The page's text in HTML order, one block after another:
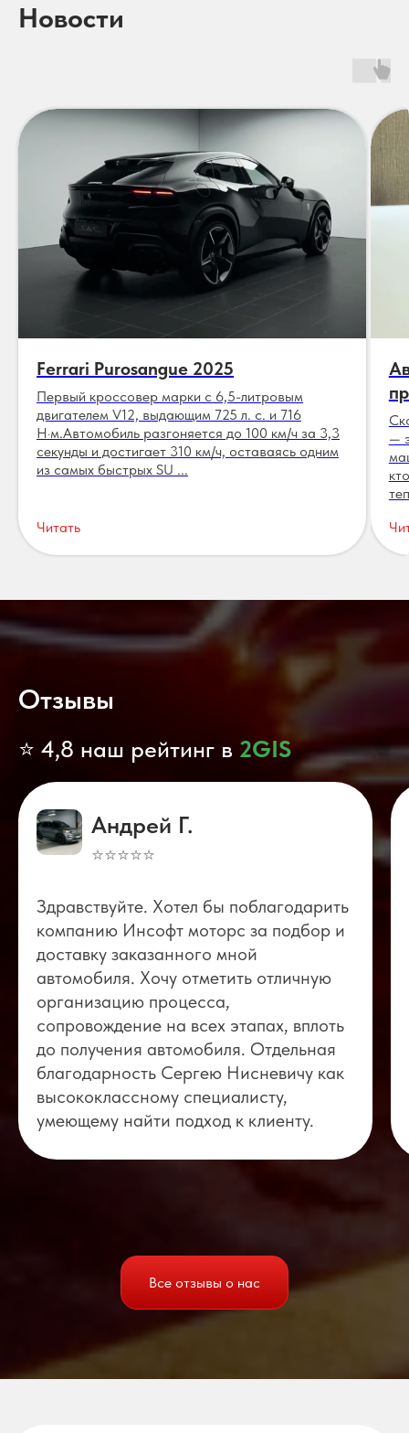
Новости
Ferrari Purosangue 2025
Первый кроссовер марки с 6,5-литровым
двигателем V12, выдающим 725 л. с. и 716
Н·м.Автомобиль разгоняется до 100 км/ч за 3,3
секунды и достигает 310 км/ч, оставаясь одним
из самых быстрых SU ...
Читать
—
Отзывы
⭐ 4,8 наш рейтинг в 2GIS
Андрей Г.
⭐⭐⭐⭐⭐
Здравствуйте. Хотел бы поблагодарить
компанию Инсофт моторс за подбор и
доставку заказанного мной
автомобиля. Хочу отметить отличную
организацию процесса,
сопровождение на всех этапах, вплоть
до получения автомобиля. Отдельная
благодарность Сергею Нисневичу как
высококлассному специалисту,
умеющему найти подход к клиенту.
Все отзывы о нас